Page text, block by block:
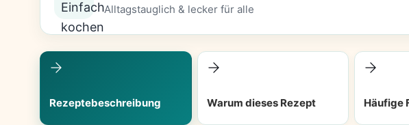
Alltagstauglich & lecker für alle
Rezeptebeschreibung Warum dieses Rezept Häufige